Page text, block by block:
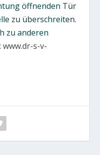
öffnenden Tür
zu überschreiten.
zu anderen
www.dr-s-v-